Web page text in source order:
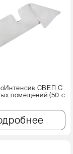
СВЕП C
помещений (50 с